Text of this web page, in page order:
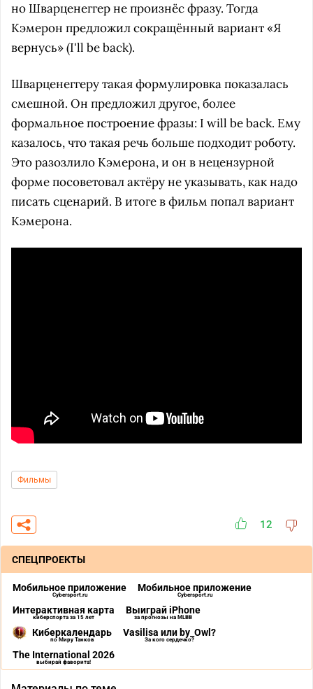
но Шварценеггер не произнёс фразу. Тогда
Кэмерон предложил сокращённый вариант «Я
вернусь» (I'll be back).
Шварценеггеру такая формулировка показалась
смешной. Он предложил другое, более
формальное построение фразы: I will be back. Ему
казалось, что такая речь больше подходит роботу.
Это разозлило Кэмерона, и он в нецензурной
форме посоветовал актёру не указывать, как надо
писать сценарий. В итоге в фильм попал вариант
Кэмерона.
Фильмы
12
СПЕЦПРОЕКТЫ
Мобильное приложение
Cybersport.ru
Мобильное приложение
Cybersport.ru
Интерактивная карта
киберспорта за 15 лет
Выиграй iPhone
за прогнозы на MLBB
Киберкалендарь
по Миру Танков
Vasilisa или by_Owl?
За кого сердечко?
The International 2026
выбирай фаворита!